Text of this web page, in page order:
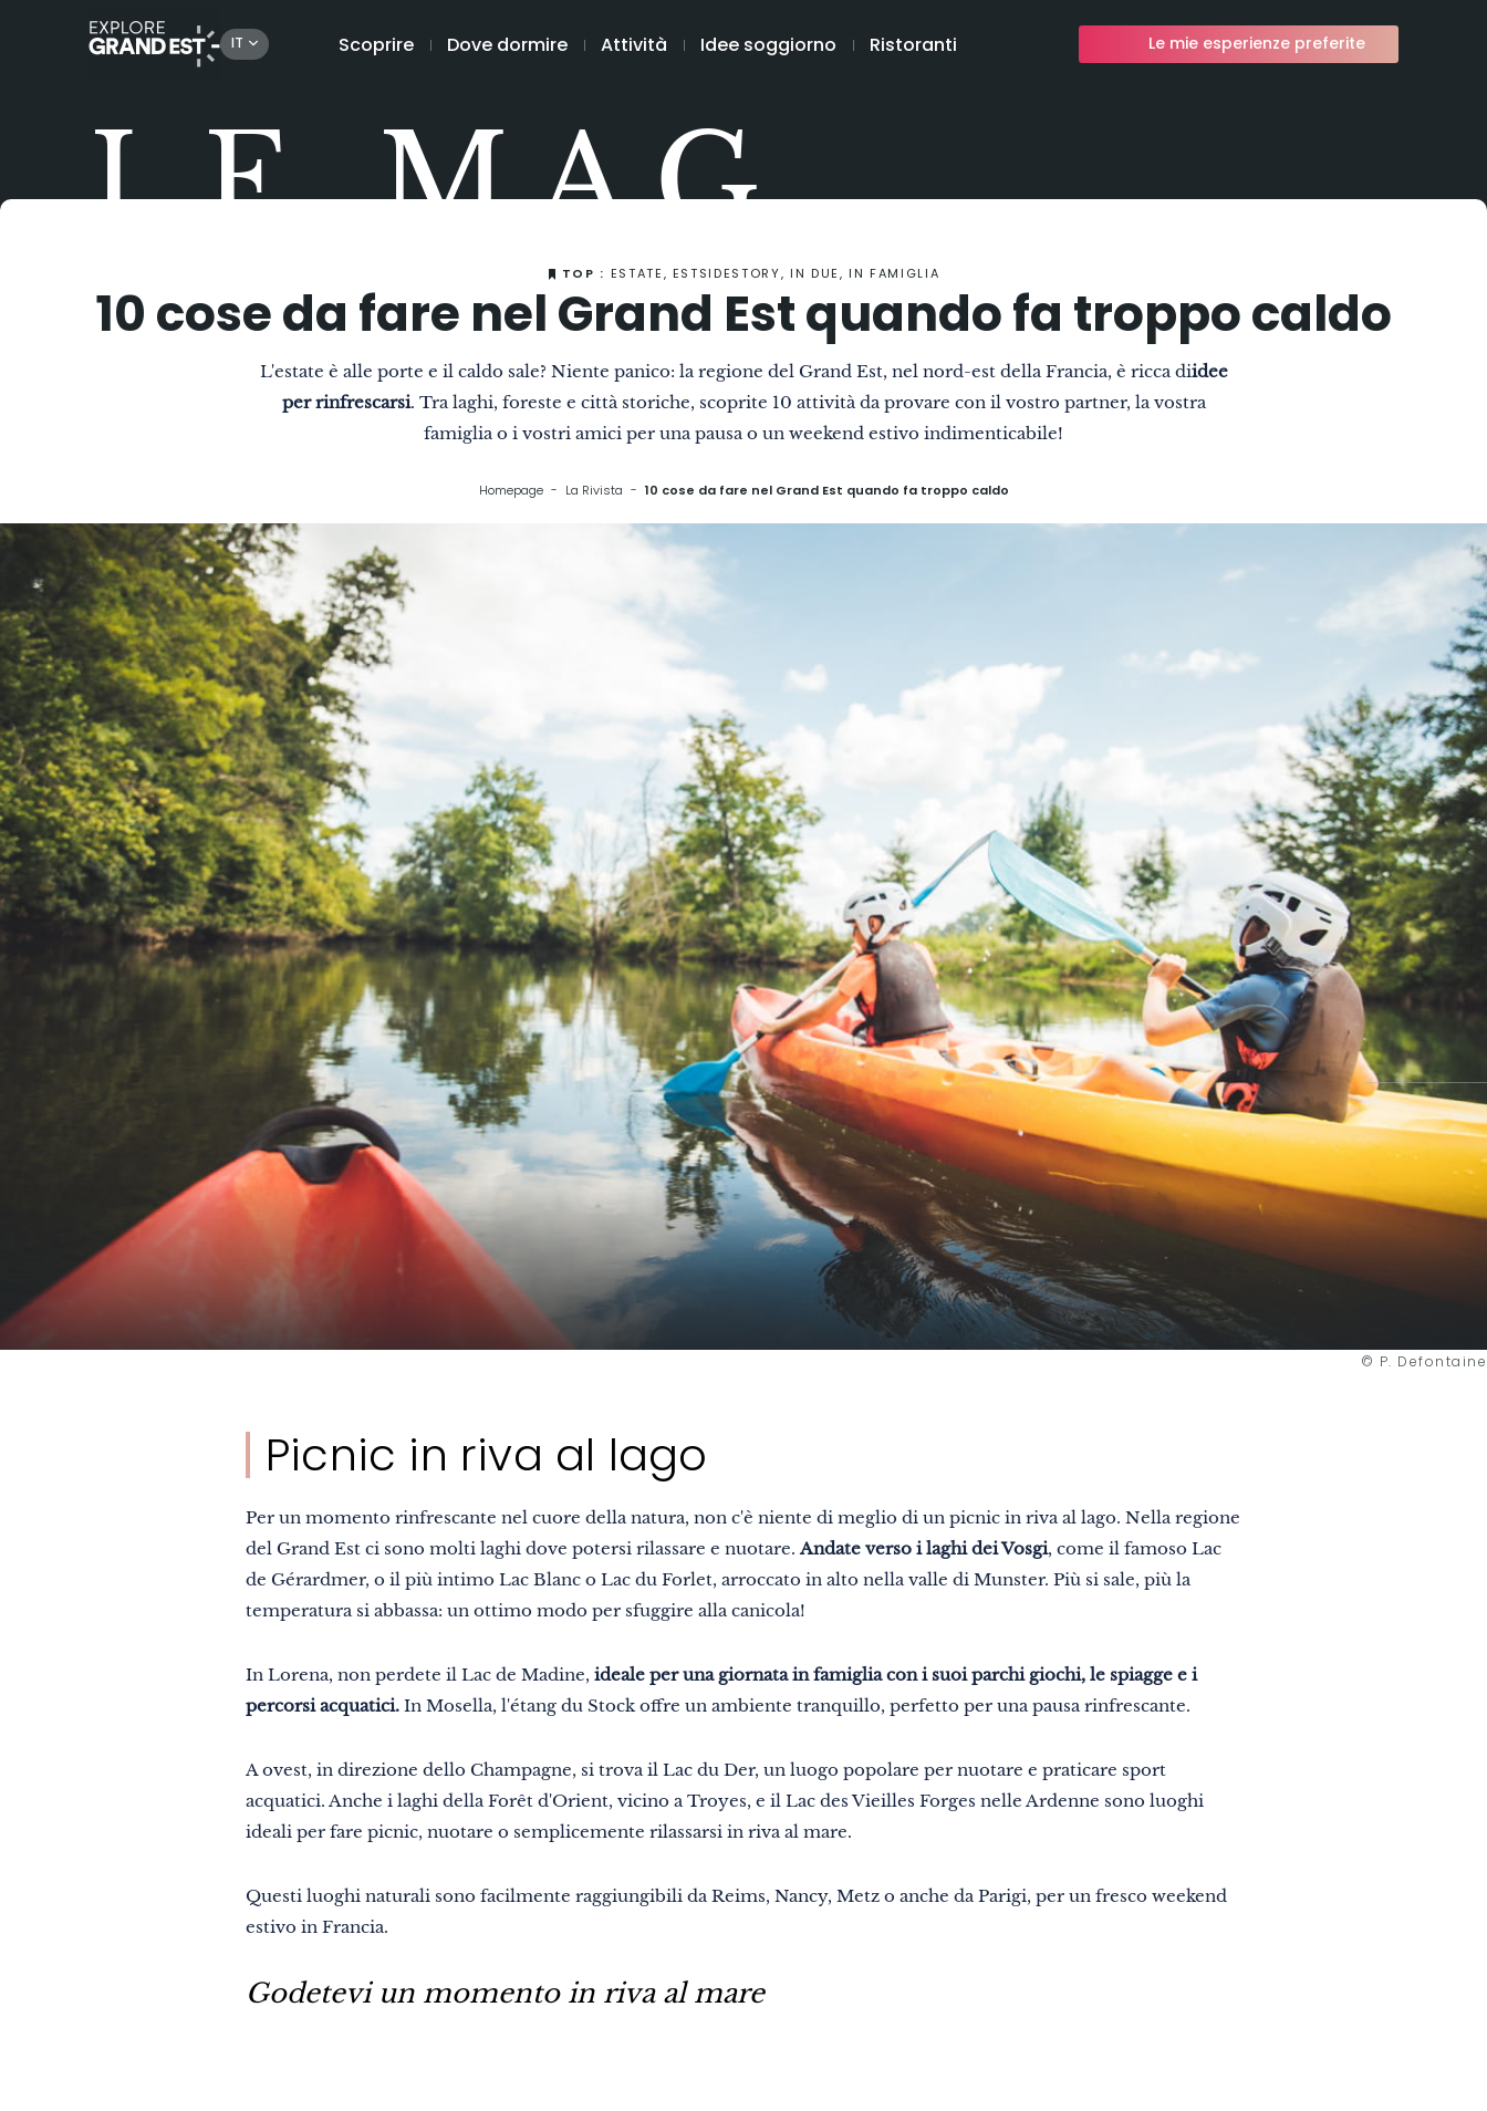
IT Scoprire Dove dormire Attività Idee soggiorno Ristoranti Le mie esperienze preferite
LE MAG
TOP : ESTATE, ESTSIDESTORY, IN DUE, IN FAMIGLIA
10 cose da fare nel Grand Est quando fa troppo caldo
L'estate è alle porte e il caldo sale? Niente panico: la regione del Grand Est, nel nord-est della Francia, è ricca diidee
per rinfrescarsi. Tra laghi, foreste e città storiche, scoprite 10 attività da provare con il vostro partner, la vostra
famiglia o i vostri amici per una pausa o un weekend estivo indimenticabile!
Homepage La Rivista 10 cose da fare nel Grand Est quando fa troppo caldo
#EstSideStory
Cultura & patrimonio
Viaggio responsabile
© P. Defontaine
Picnic in riva al lago
Per un momento rinfrescante nel cuore della natura, non c'è niente di meglio di un picnic in riva al lago. Nella regione
del Grand Est ci sono molti laghi dove potersi rilassare e nuotare. Andate verso i laghi dei Vosgi, come il famoso Lac
de Gérardmer, o il più intimo Lac Blanc o Lac du Forlet, arroccato in alto nella valle di Munster. Più si sale, più la
temperatura si abbassa: un ottimo modo per sfuggire alla canicola!
In Lorena, non perdete il Lac de Madine, ideale per una giornata in famiglia con i suoi parchi giochi, le spiagge e i
percorsi acquatici. In Mosella, l'étang du Stock offre un ambiente tranquillo, perfetto per una pausa rinfrescante.
A ovest, in direzione dello Champagne, si trova il Lac du Der, un luogo popolare per nuotare e praticare sport
acquatici. Anche i laghi della Forêt d'Orient, vicino a Troyes, e il Lac des Vieilles Forges nelle Ardenne sono luoghi
ideali per fare picnic, nuotare o semplicemente rilassarsi in riva al mare.
Questi luoghi naturali sono facilmente raggiungibili da Reims, Nancy, Metz o anche da Parigi, per un fresco weekend
estivo in Francia.
Godetevi un momento in riva al mare